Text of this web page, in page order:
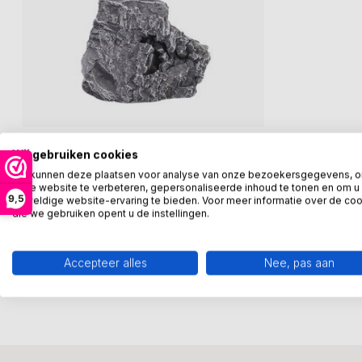
9,5
Bronzen beeld zeeleeuw
Beeld de Zeeleeuw.
Dit beeld staat op een kunsthars sokkel.
Tin legering en daa...
€85,00
Vergelijk
Wij gebruiken cookies
We kunnen deze plaatsen voor analyse van onze bezoekersgegevens,
onze website te verbeteren, gepersonaliseerde inhoud te tonen en om u
geweldige website-ervaring te bieden. Voor meer informatie over de
die we gebruiken opent u de instellingen.
Accepteer alles Nee, pas aan